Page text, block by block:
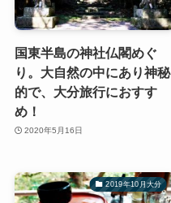
国東半島の神社仏閣めぐ
り。大自然の中にあり神秘
的で、大分旅行におすす
め！
2020年5月16日
2019年10月大分